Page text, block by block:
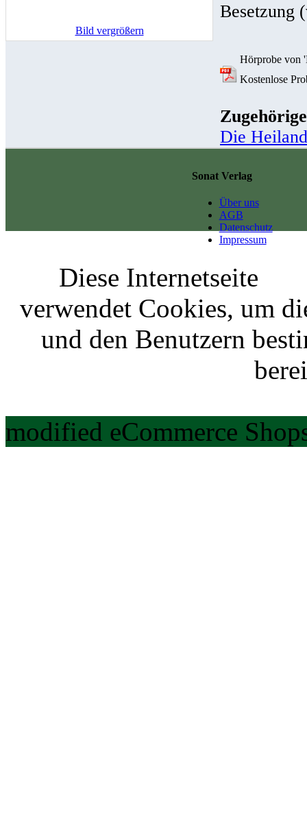
Bild vergrößern
Besetzung
Hörprobe von
Kostenlose
Die
Sonat Verlag
Über uns
AGB
Datenschutz
Impressum
Diese Internetseite
verwendet Cookies, um
und den Benutzern
modified eCommerce